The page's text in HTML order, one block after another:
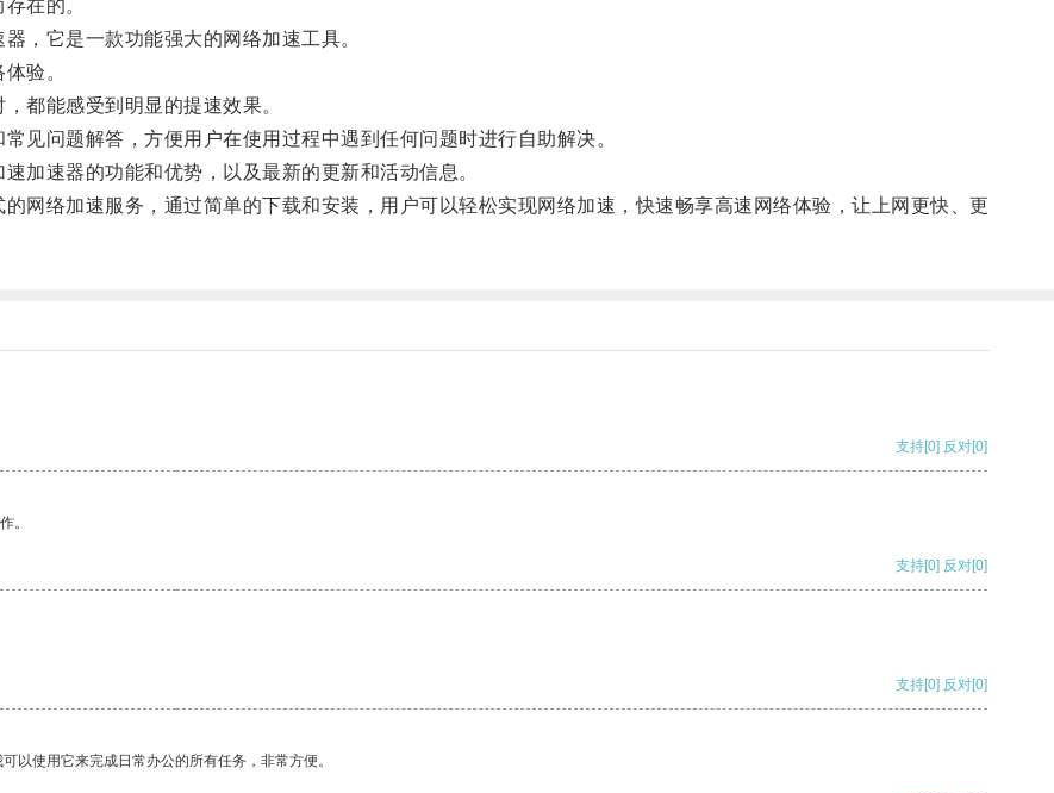
在的。
它是一款功能强大的网络加速工具。
验。
都能感受到明显的提速效果。
问题解答，方便用户在使用过程中遇到任何问题时进行自助解决。
速器的功能和优势，以及最新的更新和活动信息。
络加速服务，通过简单的下载和安装，用户可以轻松实现网络加速，快速畅享高速网络体验，让上网更快、更
支持[0] 反对[0]
。
支持[0] 反对[0]
支持[0] 反对[0]
以使用它来完成日常办公的所有任务，非常方便。